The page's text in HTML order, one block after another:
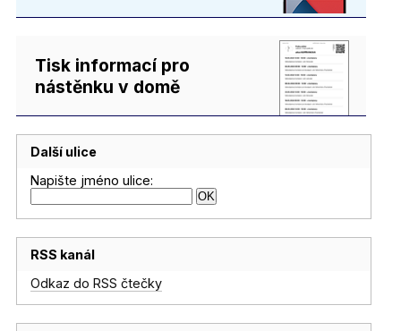
Tisk informací pro
nástěnku v domě
Další ulice
Napište jméno ulice:
RSS kanál
Odkaz do RSS čtečky